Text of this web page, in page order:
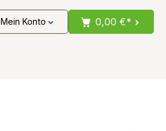
Mein Konto 0,00 €*